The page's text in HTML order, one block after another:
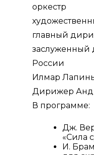
оркестр
главный
заслуженный
России
Илмар
Дирижер
В программе:
Дж.
«Сила
И.